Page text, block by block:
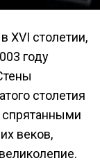
XVI столетии,
году
столетия
веков,